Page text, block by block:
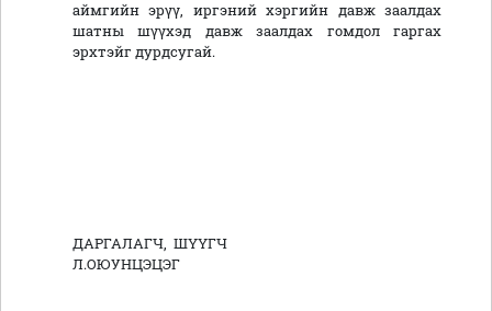
аймгийн эрүү, иргэний хэргийн давж заалдах
шатны шүүхэд давж заалдах гомдол гаргах
эрхтэйг дурдсугай.
ДАРГАЛАГЧ, ШҮҮГЧ
Л.ОЮУНЦЭЦЭГ